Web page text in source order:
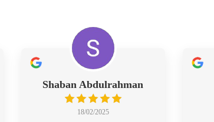
Shaban Abdulrahman
18/02/2025